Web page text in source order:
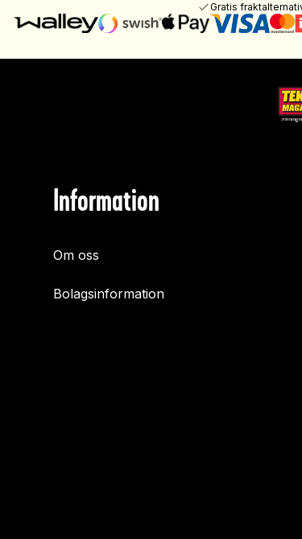
Gratis
Information
Om oss
Bolagsinformation